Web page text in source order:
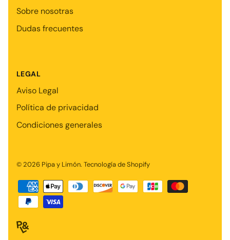
Sobre nosotras
Dudas frecuentes
LEGAL
Aviso Legal
Política de privacidad
Condiciones generales
© 2026 Pipa y Limón. Tecnología de Shopify